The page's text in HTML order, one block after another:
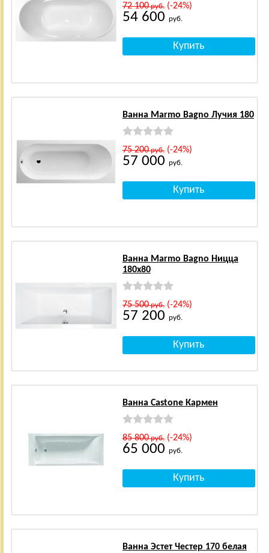
72 100руб.(-24%)
54 600 руб.
Ванна Marmo Bagno Лучия 180
75 200руб.(-24%)
57 000 руб.
Ванна Marmo Bagno Ницца
180x80
75 500руб.(-24%)
57 200 руб.
Ванна Castone Кармен
85 800руб.(-24%)
65 000 руб.
Ванна Эстет Честер 170 белая